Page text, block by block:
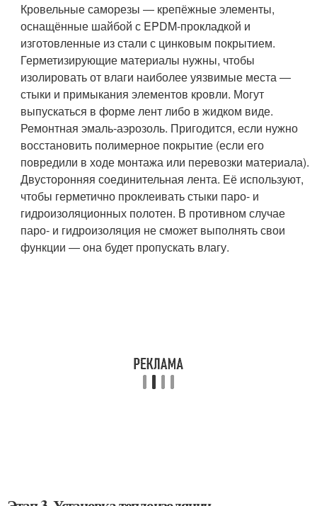
Кровельные саморезы ― крепёжные элементы,
оснащённые шайбой с EPDM-прокладкой и
изготовленные из стали с цинковым покрытием.
Герметизирующие материалы нужны, чтобы
изолировать от влаги наиболее уязвимые места ―
стыки и примыкания элементов кровли. Могут
выпускаться в форме лент либо в жидком виде.
Ремонтная эмаль-аэрозоль. Пригодится, если нужно
восстановить полимерное покрытие (если его
повредили в ходе монтажа или перевозки материала).
Двусторонняя соединительная лента. Её используют,
чтобы герметично проклеивать стыки паро- и
гидроизоляционных полотен. В противном случае
паро- и гидроизоляция не сможет выполнять свои
функции ― она будет пропускать влагу.